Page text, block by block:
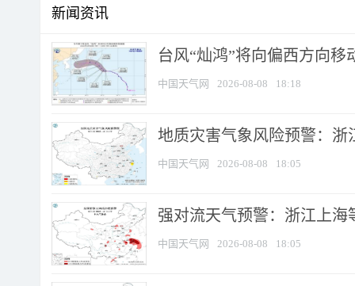
新闻资讯
台风“灿鸿”将向偏西方向移
中国天气网 2026-08-08 18:18
地质灾害气象风险预警：
中国天气网 2026-08-08 18:05
强对流天气预警：浙江上海
中国天气网 2026-08-08 18:05